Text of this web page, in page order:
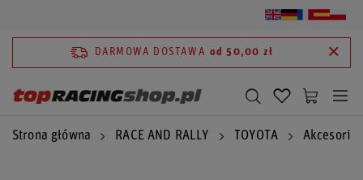
DARMOWA DOSTAWA od 50,00 zł
Strona główna RACE AND RALLY TOYOTA Akcesoria